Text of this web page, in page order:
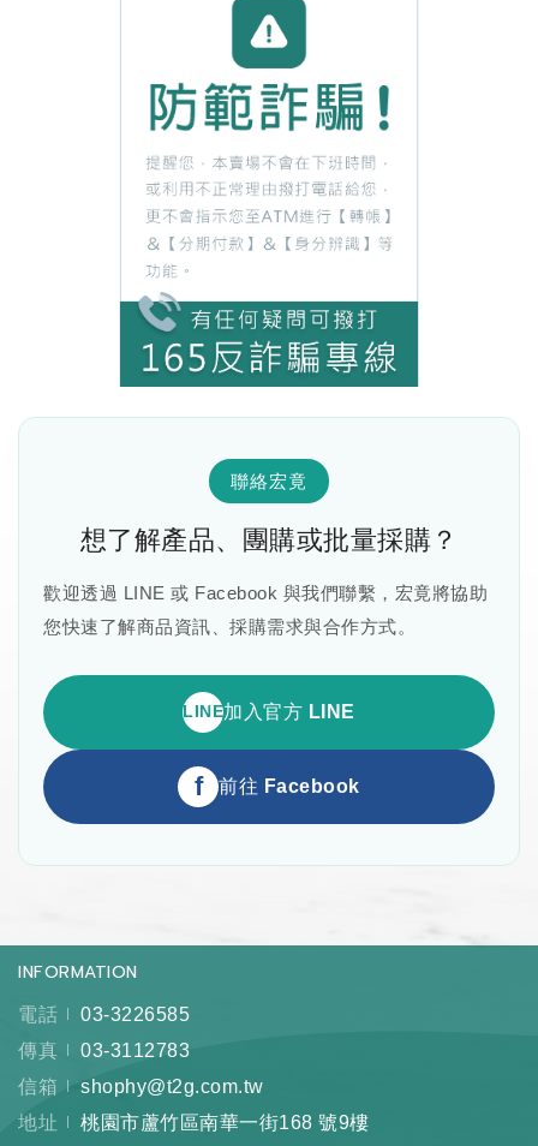
聯絡宏竟
想了解產品、團購或批量採購？
歡迎透過 LINE 或 Facebook 與我們聯繫，宏竟將協助
您快速了解商品資訊、採購需求與合作方式。
LINE加入官方 LINE
f 前往 Facebook
INFORMATION
電話
03-3226585
傳真
03-3112783
信箱
shophy@t2g.com.tw
地址
桃園市蘆竹區南華一街168 號9樓